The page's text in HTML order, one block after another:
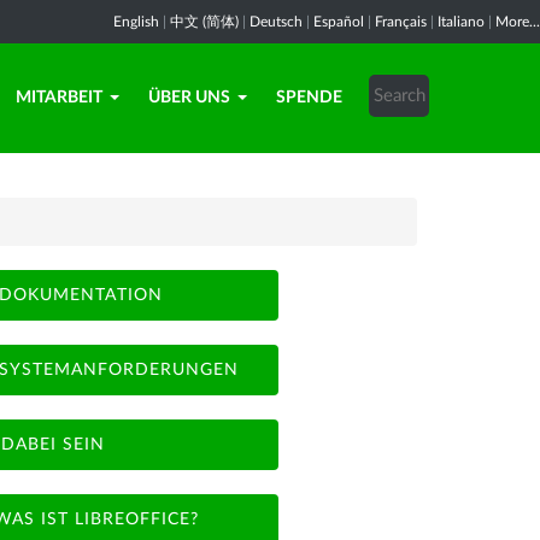
English 中文 (简体) Deutsch Español Français Italiano More...
MITARBEIT ÜBER UNS SPENDE
DOKUMENTATION
SYSTEMANFORDERUNGEN
DABEI SEIN
IST LIBREOFFICE?